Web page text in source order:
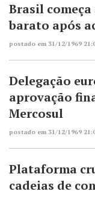
Brasil
barato após
postado em 31/12/1969
Delegação
aprovação
Mercosul
postado em 31/12/1969
Plataforma
cadeias de